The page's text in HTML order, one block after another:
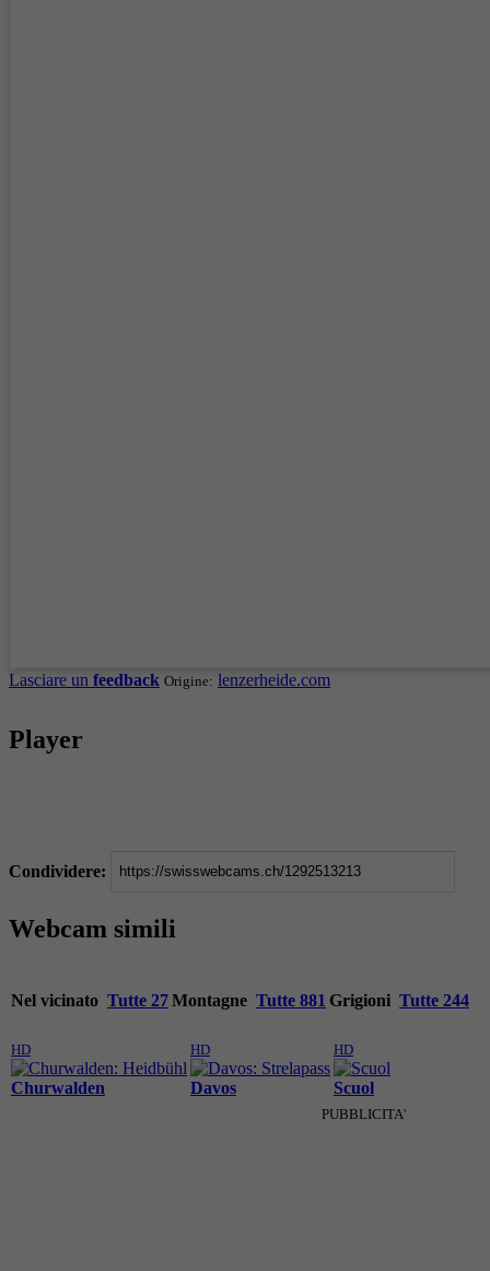
Lasciare un feedback Origine: lenzerheide.com
Player
Condividere:
Webcam simili
Nel vicinato Tutte 27Montagne Tutte 881 Grigioni Tutte 244
HD
Churwalden
HD
Davos
HD
Scuol
PUBBLICITA'